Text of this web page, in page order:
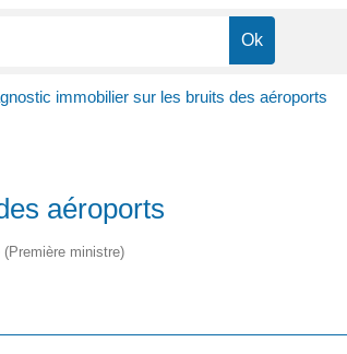
immobilier sur les bruits des aéroports
aéroports
ministre)